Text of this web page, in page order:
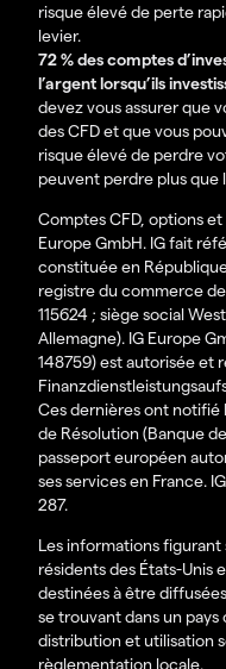
risque élevé de perte
levier.
72 % des comptes
l’argent lorsqu’ils
devez vous assurer que
des CFD et que vous
risque élevé de perdre
peuvent perdre plus que
Comptes CFD, options
Europe GmbH. IG fait
constituée en
registre du commerce
115624 ; siège social
Allemagne). IG Europe
148759) est autorisée et
Ces dernières ont notifié
de Résolution (Banque
passeport européen
ses services en France.
287.
Les informations figurant
résidents des États-Unis
destinées à être
se trouvant dans un
distribution et utilisation
règlementation locale.